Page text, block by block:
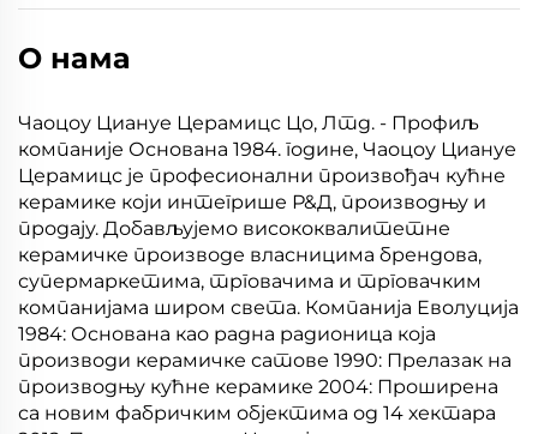
О нама
Чаоцоу Циануе Церамицс Цо, Лтд. - Профиљ
компаније Основана 1984. године, Чаоцоу Циануе
Церамицс је професионални произвођач кућне
керамике који интегрише Р&Д, производњу и
продају. Добављујемо висококвалитетне
керамичке производе власницима брендова,
супермаркетима, трговачима и трговачким
компанијама широм света. Компанија Еволуција
1984: Основана као радна радионица која
производи керамичке сатове 1990: Прелазак на
производњу кућне керамике 2004: Проширена
са новим фабричким објектима од 14 хектара